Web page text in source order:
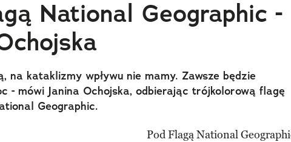
National Geographic -
na kataklizmy wpływu nie mamy. Zawsze będzie
- mówi Janina Ochojska, odbierając trójkolorową flagę
Geographic.